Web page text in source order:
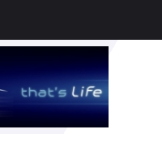
-3- άτομα για καλλιέ